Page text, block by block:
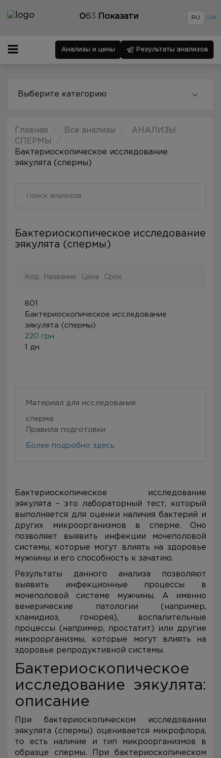
063 Показати RU UA
Анализы и цены Результаты анализов
Выберите категорию
Главная Все анализы
АНАЛИЗЫ
СПЕРМЫ
Бактериоскопическое исследование
эякулята (спермы)
Бактериоскопическое исследование
эякулята (спермы)
Код Название Цена Срок
801
Бактериоскопическое исследование
эякулята (спермы)
220 грн.
1 дн.
Материал для исследования
сперма
Правила подготовки
Более подробно здесь
Бактериоскопическое исследование
эякулята – это лабораторный тест, который
выполняется для оценки наличия бактерий и
других микроорганизмов в сперме. Оно
позволяет выявить инфекции мочеполовой
системы, которые могут влиять на здоровье
мужчины и его способность к зачатию.
Результаты данного анализа позволяют
выявить инфекционные процессы в
мочеполовой системе мужчины. А именно
венерические патологии (например,
хламидиоз, гонорея), воспалительные
процессы (например, простатит) или другие
микроорганизмы, которые могут влиять на
здоровье репродуктивной системы.
Бактериоскопическое
исследование эякулята:
описание
При бактериоскопическом исследовании
эякулята (спермы) оценивается микрофлора,
то есть наличие и тип микроорганизмов в
образце спермы. При бактериоскопическом